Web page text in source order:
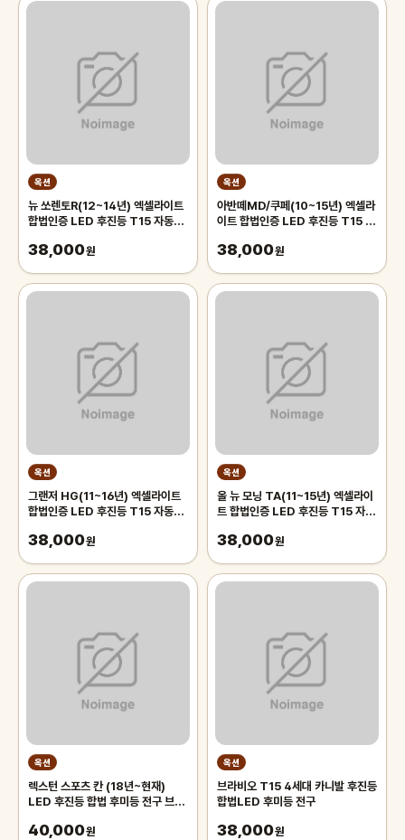
옥션
뉴 쏘렌토R(12~14년) 엑셀라이트
합법인증 LED 후진등 T15 자동차
38,000원
옥션
아반떼MD/쿠페(10~15년) 엑셀라
이트 합법인증 LED 후진등 T15 자
38,000원
옥션
그랜저 HG(11~16년) 엑셀라이트
합법인증 LED 후진등 T15 자동차
38,000원
옥션
올 뉴 모닝 TA(11~15년) 엑셀라이
트 합법인증 LED 후진등 T15 자동
38,000원
옥션
렉스턴 스포츠 칸 (18년~현재)
LED 후진등 합법 후미등 전구 브라
40,000원
옥션
브라비오 T15 4세대 카니발 후진등
합법LED 후미등 전구
38,000원